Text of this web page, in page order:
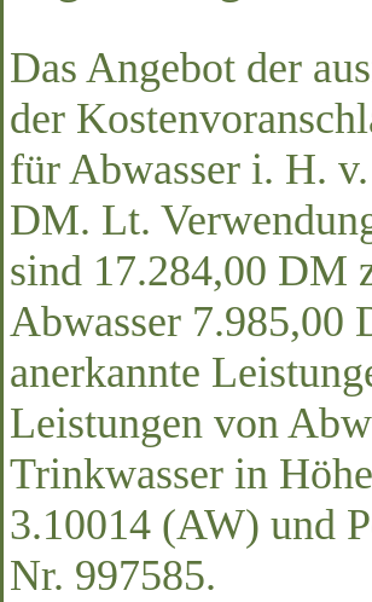
Das Angebot der
der
für Abwasser i. H.
DM. Lt.
sind 17.284,00 DM
Abwasser 7.985,00
anerkannte
Leistungen von
Trinkwasser in
3.10014 (AW) und
Nr. 997585.